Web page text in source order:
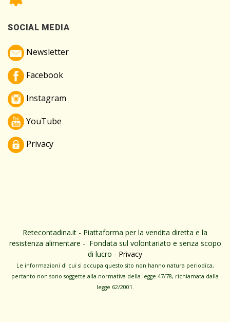
SOCIAL MEDIA
Newsletter
Facebook
Instagram
YouTube
Privacy
Retecontadina.it - Piattaforma per la vendita diretta e la
resistenza alimentare - Fondata sul volontariato e senza scopo
di lucro - Privacy
Le informa­zioni di cui si occupa questo sito non hanno na­tura periodica,
pertanto non sono sog­gette alla normativa della legge 47/78, richiamata dalla
leg­ge 62/­2001.